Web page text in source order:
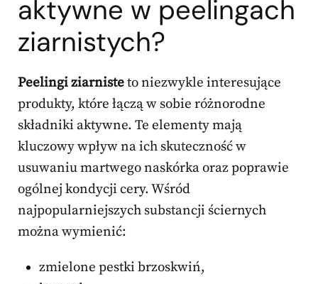
aktywne w peelingach
ziarnistych?
Peelingi ziarnisteto niezwykle interesujące
produkty, które łączą w sobie różnorodne
składniki aktywne. Te elementy mają
kluczowy wpływ na ich skuteczność w
usuwaniu martwego naskórka oraz poprawie
ogólnej kondycji cery. Wśród
najpopularniejszych substancji ściernych
można wymienić:
zmielone pestki brzoskwiń,